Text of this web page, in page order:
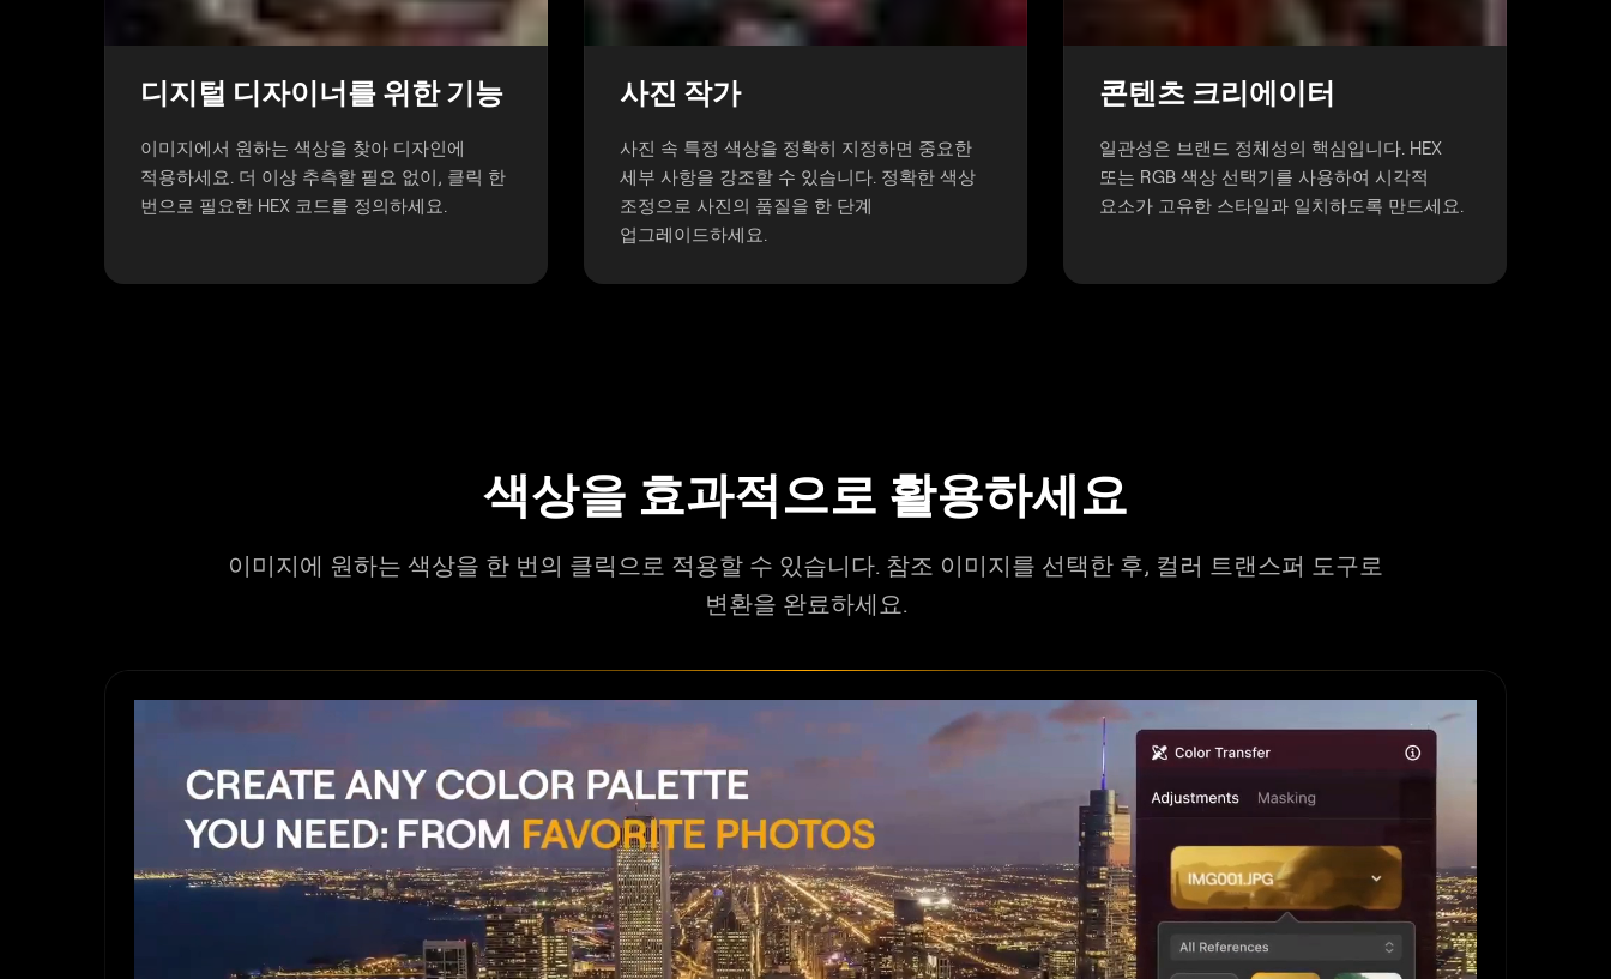
디지털 디자이너를 위한 기능
이미지에서 원하는 색상을 찾아 디자인에
적용하세요. 더 이상 추측할 필요 없이, 클릭 한
번으로 필요한 HEX 코드를 정의하세요.
사진 작가
사진 속 특정 색상을 정확히 지정하면 중요한
세부 사항을 강조할 수 있습니다. 정확한 색상
조정으로 사진의 품질을 한 단계
업그레이드하세요.
콘텐츠 크리에이터
일관성은 브랜드 정체성의 핵심입니다. HEX
또는 RGB 색상 선택기를 사용하여 시각적
요소가 고유한 스타일과 일치하도록 만드세요.
색상을 효과적으로 활용하세요
이미지에 원하는 색상을 한 번의 클릭으로 적용할 수 있습니다. 참조 이미지를 선택한 후, 컬러 트랜스퍼 도구로
변환을 완료하세요.